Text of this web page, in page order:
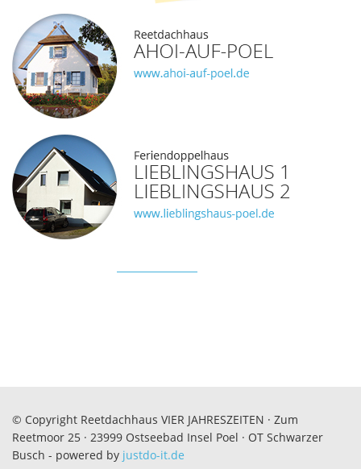
© Copyright Reetdachhaus VIER JAHRESZEITEN · Zum
Reetmoor 25 · 23999 Ostseebad Insel Poel · OT Schwarzer
Busch - powered by justdo-it.de